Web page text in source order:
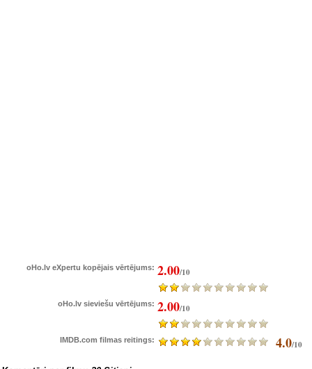
oHo.lv eXpertu kopējais vērtējums: 2.00/10
oHo.lv sieviešu vērtējums: 2.00/10
IMDB.com filmas reitings: 4.0/10